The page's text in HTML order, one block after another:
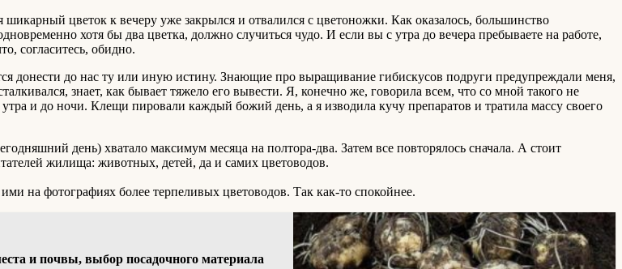
цветок к вечеру уже закрылся и отвалился с цветоножки. Как оказалось, большинство
хотя бы два цветка, должно случиться чудо. И если вы с утра до вечера пребываете на работе,
согласитесь, обидно.
донести до нас ту или иную истину. Знающие про выращивание гибискусов подруги предупреждали меня,
знает, как бывает тяжело его вывести. Я, конечно же, говорила всем, что со мной такого не
и до ночи. Клещи пировали каждый божий день, а я изводила кучу препаратов и тратила массу своего
день) хватало максимум месяца на полтора-два. Затем все повторялось сначала. А стоит
жилища: животных, детей, да и самих цветоводов.
на фотографиях более терпеливых цветоводов. Так как-то спокойнее.
и почвы, выбор посадочного материала